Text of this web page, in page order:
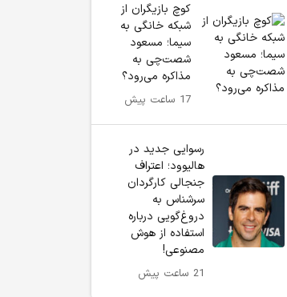
کوچ بازیگران از
شبکه خانگی به
سیما؛ مسعود
شصت‌چی به
مذاکره می‌رود؟
17 ساعت پیش
رسوایی جدید در
هالیوود؛ اعتراف
جنجالی کارگردان
سرشناس به
دروغ‌گویی درباره
استفاده از هوش
مصنوعی!
21 ساعت پیش